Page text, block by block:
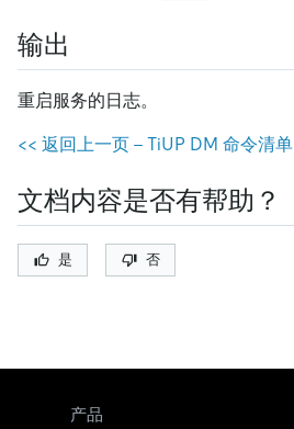
输出
重启服务的日志。
<< 返回上一页 - TiUP DM 命令清单
文档内容是否有帮助？
是 否
产品